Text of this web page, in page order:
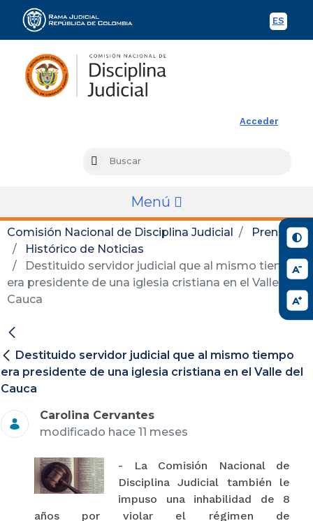
ES
Acceder
Menú
Comisión Nacional de Disciplina Judicial
Prensa
Histórico de Noticias
Destituido servidor judicial que al mismo tiempo
era presidente de una iglesia cristiana en el Valle del
Cauca
Destituido servidor judicial que al mismo tiempo
era presidente de una iglesia cristiana en el Valle del
Cauca
Carolina Cervantes
modificado hace 11 meses
- La Comisión Nacional de
Disciplina Judicial también le
impuso una inhabilidad de 8
años por violar el régimen de